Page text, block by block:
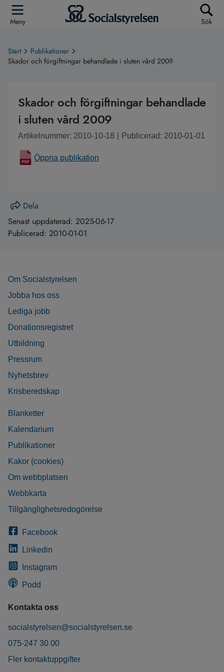
Meny Sök
Start
Publikationer
Skador och förgiftningar behandlade i sluten vård 2009
Skador och förgiftningar behandlade
i sluten vård 2009
Artikelnummer: 2010-10-18 Publicerad: 2010-01-01
Öppna publikation
Dela
Senast uppdaterad: 2025-06-17
Publicerad: 2010-01-01
Om Socialstyrelsen
Jobba hos oss
Lediga jobb
Donationsregistret
Utbildning
Pressrum
Nyhetsbrev
Krisberedskap
Blanketter
Kalendarium
Publikationer
Kakor (cookies)
Om webbplatsen
Webbkarta
Tillgänglighetsredogörelse
Facebook
Linkedin
Instagram
Podd
Kontakta oss
socialstyrelsen@socialstyrelsen.se
075-247 30 00
Fler kontaktuppgifter